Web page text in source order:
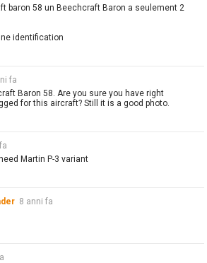
baron 58 un Beechcraft Baron a seulement 2
identification
fa
Baron 58. Are you sure you have right
for this aircraft? Still it is a good photo.
Martin P-3 variant
8 anni fa